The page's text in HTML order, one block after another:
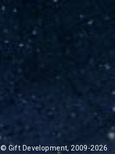
© Gift Development, 2009-2026